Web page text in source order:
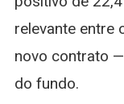
relevante entre
novo contrato
do fundo.